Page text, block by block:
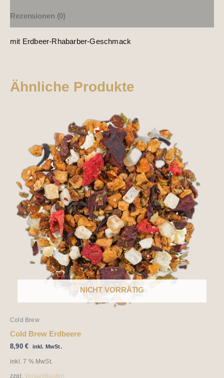
Rezensionen (0)
mit Erdbeer-Rhabarber-Geschmack
Ähnliche Produkte
NICHT VORRÄTIG
Cold Brew
Cold Brew Erdbeere
8,90 € inkl. MwSt.
inkl. 7 % MwSt.
zzgl.Versandkosten